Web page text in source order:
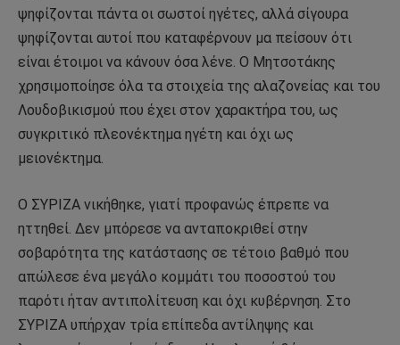
ψηφίζονται πάντα οι σωστοί ηγέτες, αλλά σίγουρα
ψηφίζονται αυτοί που καταφέρνουν μα πείσουν ότι
είναι έτοιμοι να κάνουν όσα λένε. Ο Μητσοτάκης
χρησιμοποίησε όλα τα στοιχεία της αλαζονείας και του
Λουδοβικισμού που έχει στον χαρακτήρα του, ως
συγκριτικό πλεονέκτημα ηγέτη και όχι ως
μειονέκτημα.
Ο ΣΥΡΙΖΑ νικήθηκε, γιατί προφανώς έπρεπε να
ηττηθεί. Δεν μπόρεσε να ανταποκριθεί στην
σοβαρότητα της κατάστασης σε τέτοιο βαθμό που
απώλεσε ένα μεγάλο κομμάτι του ποσοστού του
παρότι ήταν αντιπολίτευση και όχι κυβέρνηση. Στο
ΣΥΡΙΖΑ υπήρχαν τρία επίπεδα αντίληψης και